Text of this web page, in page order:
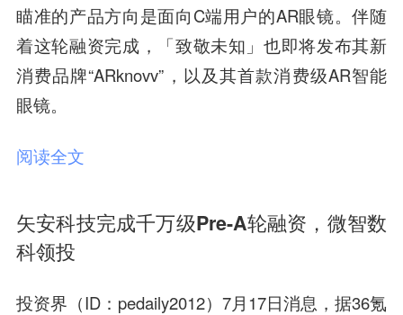
瞄准的产品方向是面向C端用户的AR眼镜。伴随
着这轮融资完成，「致敬未知」也即将发布其新
消费品牌“ARknovv”，以及其首款消费级AR智能
眼镜。
阅读全文
矢安科技完成千万级Pre-A轮融资，微智数
科领投
投资界（ID：pedaily2012）7月17日消息，据36氪